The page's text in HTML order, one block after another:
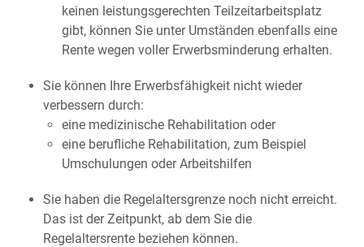
keinen leistungsgerechten Teilzeitarbeitsplatz
gibt, können Sie unter Umständen ebenfalls eine
Rente wegen voller Erwerbsminderung erhalten.
Sie können Ihre Erwerbsfähigkeit nicht wieder
verbessern durch:
eine medizinische Rehabilitation oder
eine berufliche Rehabilitation, zum Beispiel
Umschulungen oder Arbeitshilfen
Sie haben die Regelaltersgrenze noch nicht erreicht.
Das ist der Zeitpunkt, ab dem Sie die
Regelaltersrente beziehen können.